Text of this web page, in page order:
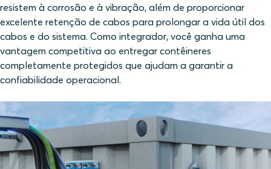
resistem à corrosão e à vibração, além de proporcionar
excelente retenção de cabos para prolongar a vida útil dos
cabos e do sistema. Como integrador, você ganha uma
vantagem competitiva ao entregar contêineres
completamente protegidos que ajudam a garantir a
confiabilidade operacional.